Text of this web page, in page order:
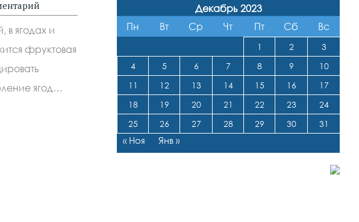
в ягодах и
фруктовая
ягод…
Декабрь 2023
Пн
Вт Ср Чт Пт Сб Вс
1 2
3
4
5 6 7 8 9
10
11
12 13 14 15 16
17
18
19 20 21 22 23
24
25
26 27 28 29 30 31
« Ноя Янв »